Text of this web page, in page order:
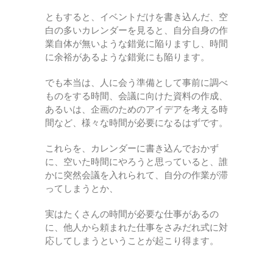
ともすると、イベントだけを書き込んだ、空
白の多いカレンダーを見ると、自分自身の作
業自体が無いような錯覚に陥りますし、時間
に余裕があるような錯覚にも陥ります。
でも本当は、人に会う準備として事前に調べ
ものをする時間、会議に向けた資料の作成、
あるいは、企画のためのアイデアを考える時
間など、様々な時間が必要になるはずです。
これらを、カレンダーに書き込んでおかず
に、空いた時間にやろうと思っていると、誰
かに突然会議を入れられて、自分の作業が滞
ってしまうとか、
実はたくさんの時間が必要な仕事があるの
に、他人から頼まれた仕事をさみだれ式に対
応してしまうということが起こり得ます。